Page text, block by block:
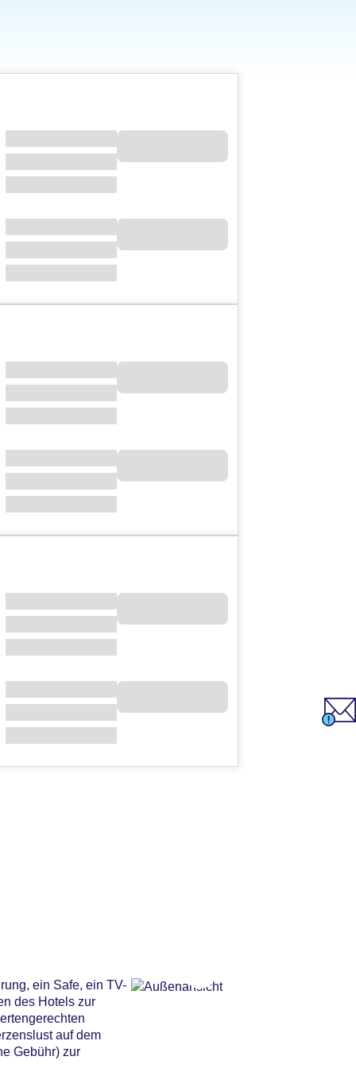
ein Safe, ein TV-
des Hotels zur
auf dem
Gebühr) zur